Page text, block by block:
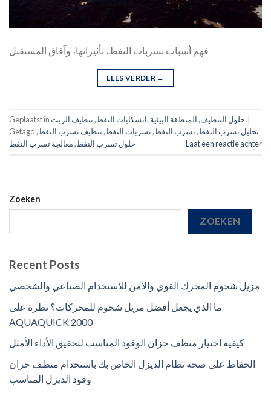
فهم أسباب تسربات النفط، تأثيراتها، وآفاق المستقبل
LEES VERDER →
Geplaatst in حلول التنظيف,المنطقة البيئية,انسكابات النفط,تنظيف الزيت
Getagd
تحليل تسرب النفط,تسرب النفط,تسربات النفط,تنظيف تسرب النفط,
حلول تسرب النفط,معالجة تسرب النفط Laat een reactie achter
Zoeken
ZOEKEN
Recent Posts
مزيل شحوم المحرك القوي والآمن للاستخدام الصناعي والشخصي
ما الذي يجعل أفضل مزيل شحوم للمحركات؟ نظرة على
AQUAQUICK 2000
كيفية اختيار منظف خزان الوقود المناسب لتحقيق الأداء الأمثل
الحفاظ على صحة نظام الديزل الخاص بك باستخدام منظف خزان
وقود الديزل المناسب